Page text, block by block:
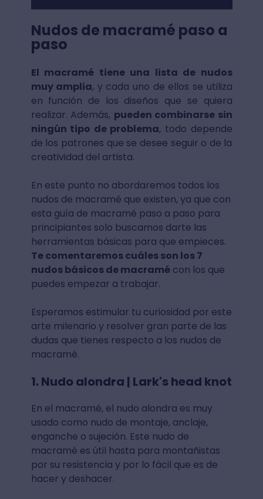
Nudos de macramé paso a
paso
El macramé tiene una lista de nudos
muy amplia, y cada uno de ellos se utiliza
en función de los diseños que se quiera
realizar. Además, pueden combinarse sin
ningún tipo de problema, todo depende
de los patrones que se desee seguir o de la
creatividad del artista.
En este punto no abordaremos todos los
nudos de macramé que existen, ya que con
esta guía de macramé paso a paso para
principiantes solo buscamos darte las
herramientas básicas para que empieces.
Te comentaremos cuáles son los 7
nudos básicos de macramécon los que
puedes empezar a trabajar.
Esperamos estimular tu curiosidad por este
arte milenario y resolver gran parte de las
dudas que tienes respecto a los nudos de
macramé.
1. Nudo alondra | Lark's head knot
En el macramé, el nudo alondra es muy
usado como nudo de montaje, anclaje,
enganche o sujeción. Este nudo de
macramé es útil hasta para montañistas
por su resistencia y por lo fácil que es de
hacer y deshacer.